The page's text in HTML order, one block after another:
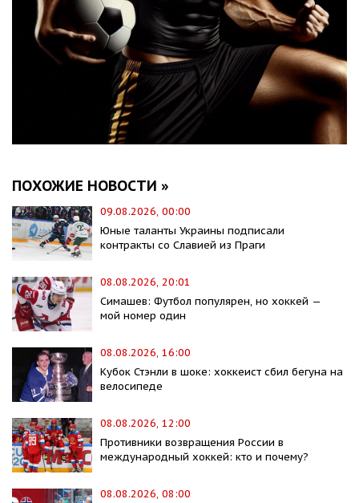
ПОХОЖИЕ НОВОСТИ »
09.08.2026, 00:00
Юные таланты Украины подписали
контракты со Славией из Праги
08.08.2026, 20:01
Симашев: Футбол популярен, но хоккей —
мой номер один
08.08.2026, 16:00
Кубок Стэнли в шоке: хоккеист сбил бегуна на
велосипеде
08.08.2026, 12:00
Противники возвращения России в
международный хоккей: кто и почему?
08.08.2026, 08:00